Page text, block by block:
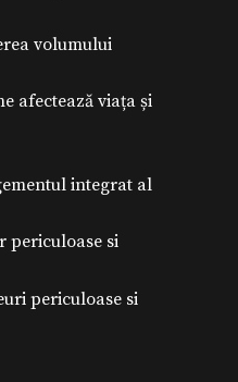
volumului
afectează viața și
integrat al
periculoase si
periculoase si